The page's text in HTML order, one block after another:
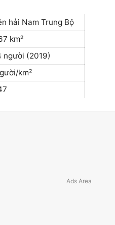
hải Nam Trung Bộ
km²
người (2019)
km²